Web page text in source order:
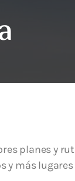
planes y
y más